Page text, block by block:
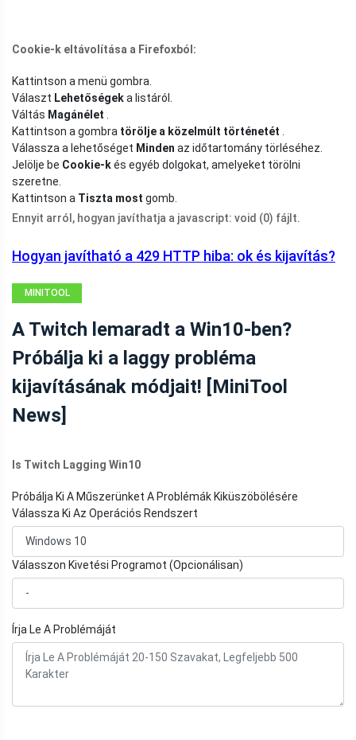
Cookie-k eltávolítása a Firefoxból:
Kattintson a menü gombra.
Választ Lehetőségeka listáról.
Váltás Magánélet
Kattintson a gombra törölje a közelmúlt történetét
Válassza a lehetőséget Minden az időtartomány törléséhez.
Jelölje be Cookie-kés egyéb dolgokat, amelyeket törölni
szeretne.
Kattintson a Tiszta most gomb.
Ennyit arról, hogyan javíthatja a javascript: void (0) fájlt.
Hogyan javítható a 429 HTTP hiba: ok és kijavítás?
MINITOOL
A Twitch lemaradt a Win10-ben?
Próbálja ki a laggy probléma
kijavításának módjait! [MiniTool
News]
Is Twitch Lagging Win10
Próbálja Ki A Műszerünket A Problémák Kiküszöbölésére
Válassza Ki Az Operációs Rendszert
Válasszon Kivetési Programot (Opcionálisan)
Írja Le A Problémáját